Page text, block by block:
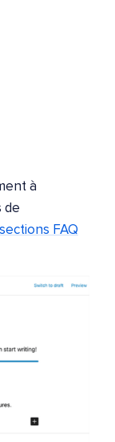
à
de
FAQ